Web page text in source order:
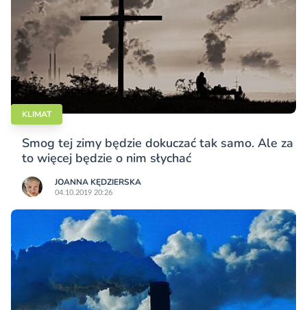
KLIMAT
Smog tej zimy będzie dokuczać tak samo. Ale za
to więcej będzie o nim słychać
JOANNA KĘDZIERSKA
04.10.2019 20:26